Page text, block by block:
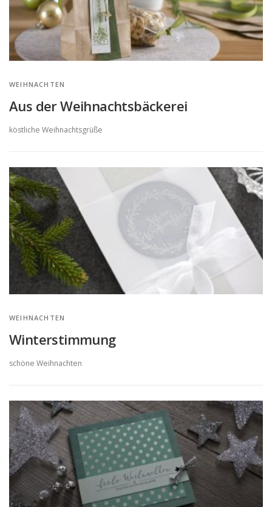
WEIHNACHTEN
Aus der Weihnachtsbäckerei
köstliche Weihnachtsgrüße
WEIHNACHTEN
Winterstimmung
schöne Weihnachten